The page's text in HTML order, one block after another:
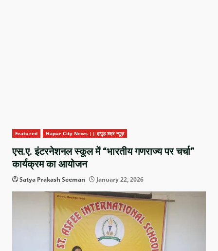
Featured Hapur City News || हापुड़ शहर न्यूज़
एस.ए. इंटरनेशनल स्कूल में “भारतीय गणराज्य पर चर्चा”
कार्यक्रम का आयोजन
Satya Prakash Seeman January 22, 2026